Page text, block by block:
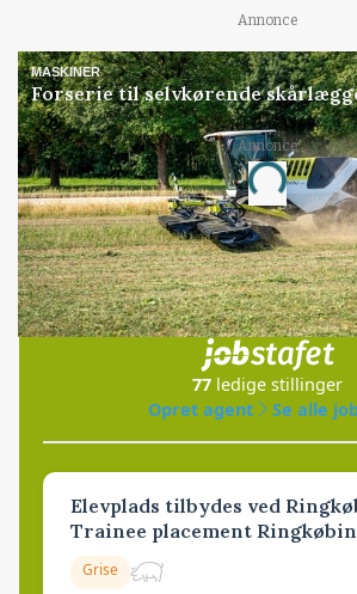
Annonce
MASKINER
Forserie til selvkørende
Annonce
Loading...
Jobs
i samarbejde med
77 ledige stillinger
Opret agent
Se alle
Elevplads tilbydes ved
Trainee placement
Grise